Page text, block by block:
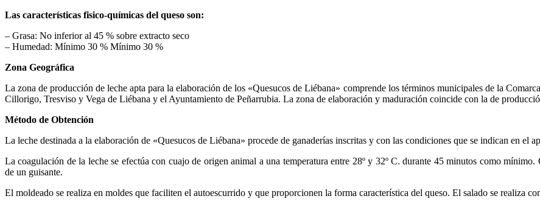
Las características fisico-químicas del queso son:
– Grasa: No inferior al 45 % sobre extracto seco
– Humedad: Mínimo 30 % Mínimo 30 %
Zona Geográfica
La zona de producción de leche apta para la elaboración de los «Quesucos de Liébana» comprende los términos municipales de la
Cillorigo, Tresviso y Vega de Liébana y el Ayuntamiento de Peñarrubia. La zona de elaboración y maduración coincide con la de
Método de Obtención
La leche destinada a la elaboración de «Quesucos de Liébana» procede de ganaderías inscritas y con las condiciones que se indican en el
La coagulación de la leche se efectúa con cuajo de origen animal a una temperatura entre 28º y 32º C. durante 45 minutos como
de un guisante.
El moldeado se realiza en moldes que faciliten el autoescurrido y que proporcionen la forma característica del queso. El salado se realiza